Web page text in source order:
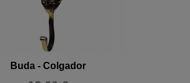
Buda - Colgador